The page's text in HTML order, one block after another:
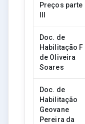
Preços parte
Doc. de
Habilitação F
de Oliveira
Soares
Doc. de
Habilitação
Geovane
Pereira da